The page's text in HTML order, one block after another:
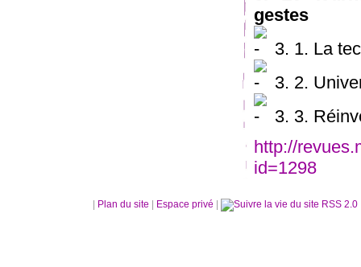
gestes
3. 1. La
3. 2.
3. 3.
http://
id=1298
Plan du site Espace privé RSS 2.0